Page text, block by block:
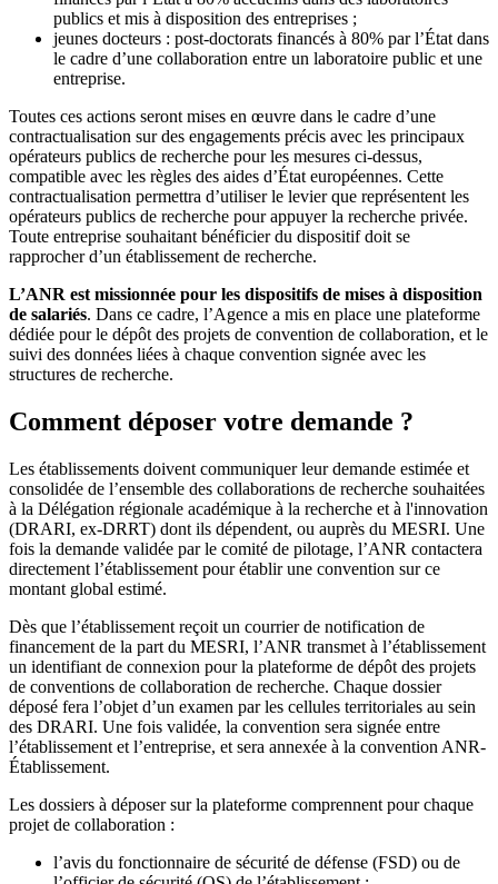
publics et mis à disposition des entreprises ;
jeunes docteurs : post-doctorats financés à 80% par l’État dans
le cadre d’une collaboration entre un laboratoire public et une
entreprise.
Toutes ces actions seront mises en œuvre dans le cadre d’une
contractualisation sur des engagements précis avec les principaux
opérateurs publics de recherche pour les mesures ci-dessus,
compatible avec les règles des aides d’État européennes. Cette
contractualisation permettra d’utiliser le levier que représentent les
opérateurs publics de recherche pour appuyer la recherche privée.
Toute entreprise souhaitant bénéficier du dispositif doit se
rapprocher d’un établissement de recherche.
L’ANR est missionnée pour les dispositifs de mises à disposition
de salariés. Dans ce cadre, l’Agence a mis en place une plateforme
dédiée pour le dépôt des projets de convention de collaboration, et le
suivi des données liées à chaque convention signée avec les
structures de recherche.
Comment déposer votre demande ?
Les établissements doivent communiquer leur demande estimée et
consolidée de l’ensemble des collaborations de recherche souhaitées
à la Délégation régionale académique à la recherche et à l'innovation
(DRARI, ex-DRRT) dont ils dépendent, ou auprès du MESRI. Une
fois la demande validée par le comité de pilotage, l’ANR contactera
directement l’établissement pour établir une convention sur ce
montant global estimé.
Dès que l’établissement reçoit un courrier de notification de
financement de la part du MESRI, l’ANR transmet à l’établissement
un identifiant de connexion pour la plateforme de dépôt des projets
de conventions de collaboration de recherche. Chaque dossier
déposé fera l’objet d’un examen par les cellules territoriales au sein
des DRARI. Une fois validée, la convention sera signée entre
l’établissement et l’entreprise, et sera annexée à la convention ANR-
Établissement.
Les dossiers à déposer sur la plateforme comprennent pour chaque
projet de collaboration :
l’avis du fonctionnaire de sécurité de défense (FSD) ou de